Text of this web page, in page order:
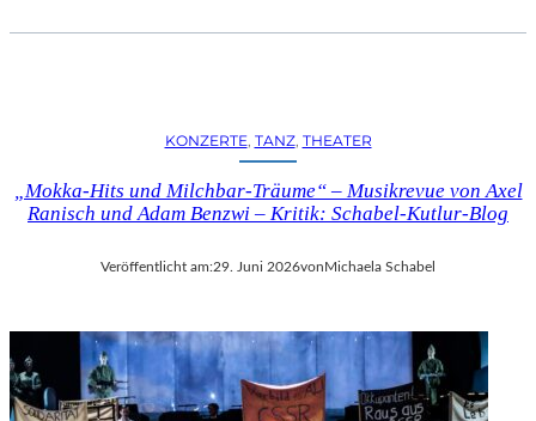
KONZERTE, TANZ, THEATER
„Mokka-Hits und Milchbar-Träume“ – Musikrevue von Axel
Ranisch und Adam Benzwi – Kritik: Schabel-Kutlur-Blog
Veröffentlicht am:29. Juni 2026vonMichaela Schabel